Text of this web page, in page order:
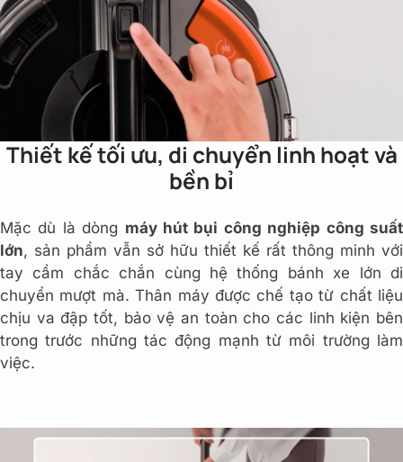
Thiết kế tối ưu, di chuyển linh hoạt và
bền bỉ
Mặc dù là dòng máy hút bụi công nghiệp công suất
lớn, sản phẩm vẫn sở hữu thiết kế rất thông minh với
tay cầm chắc chắn cùng hệ thống bánh xe lớn di
chuyển mượt mà. Thân máy được chế tạo từ chất liệu
chịu va đập tốt, bảo vệ an toàn cho các linh kiện bên
trong trước những tác động mạnh từ môi trường làm
việc.